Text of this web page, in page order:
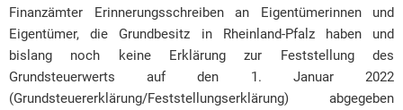
Finanzämter Erinnerungsschreiben an Eigentümerinnen und
Eigentümer, die Grundbesitz in Rheinland-Pfalz haben und
bislang noch keine Erklärung zur Feststellung des
Grundsteuerwerts auf den 1. Januar 2022
(Grundsteuererklärung/Feststellungserklärung) abgegeben